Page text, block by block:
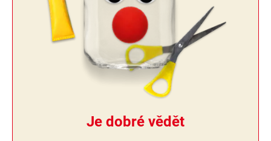
Je dobré vědět